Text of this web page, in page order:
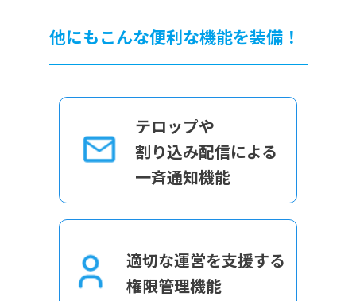
他にもこんな便利な機能を装備！
テロップや
割り込み配信による
一斉通知機能
適切な運営を支援する
権限管理機能